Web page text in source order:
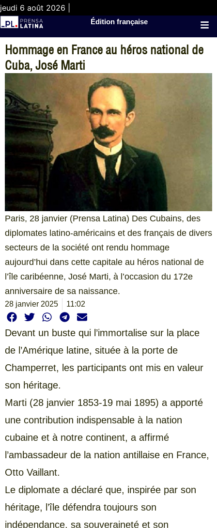
jeudi 6 août 2026 |
Édition française
Hommage en France au héros national de
Cuba, José Marti
Paris, 28 janvier (Prensa Latina) Des Cubains, des
diplomates latino-américains et des français de divers
secteurs de la société ont rendu hommage
aujourd’hui dans cette capitale au héros national de
l’île caribéenne, José Marti, à l’occasion du 172e
anniversaire de sa naissance.
28 janvier 2025 11:02
Devant un buste qui l’immortalise sur la place
de l’Amérique latine, située à la porte de
Champerret, les participants ont mis en valeur
son héritage.
Marti (28 janvier 1853-19 mai 1895) a apporté
une contribution indispensable à la nation
cubaine et à notre continent, a affirmé
l’ambassadeur de la nation antillaise en France,
Otto Vaillant.
Le diplomate a déclaré que, inspirée par son
héritage, l’île défendra toujours son
indépendance, sa souveraineté et son